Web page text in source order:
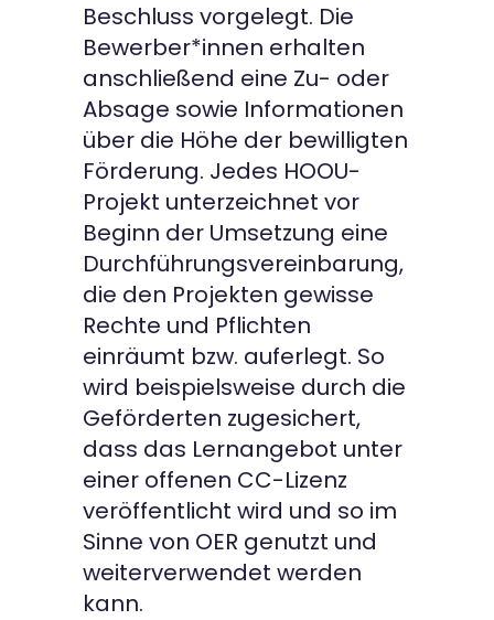
Beschluss vorgelegt. Die
Bewerber*innen erhalten
anschließend eine Zu- oder
Absage sowie Informationen
über die Höhe der bewilligten
Förderung. Jedes HOOU-
Projekt unterzeichnet vor
Beginn der Umsetzung eine
Durchführungsvereinbarung,
die den Projekten gewisse
Rechte und Pflichten
einräumt bzw. auferlegt. So
wird beispielsweise durch die
Geförderten zugesichert,
dass das Lernangebot unter
einer offenen CC-Lizenz
veröffentlicht wird und so im
Sinne von OER genutzt und
weiterverwendet werden
kann.